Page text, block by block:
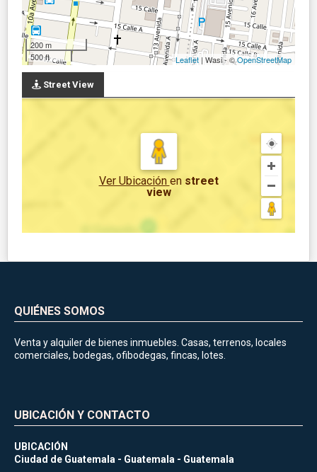
200 m
500 ft
Leaflet | Wasi - ©OpenStreetMap
Street View
Ver Ubicación en street
view
QUIÉNES SOMOS
Venta y alquiler de bienes inmuebles. Casas, terrenos, locales
comerciales, bodegas, ofibodegas, fincas, lotes.
UBICACIÓN Y CONTACTO
UBICACIÓN
Ciudad de Guatemala - Guatemala - Guatemala